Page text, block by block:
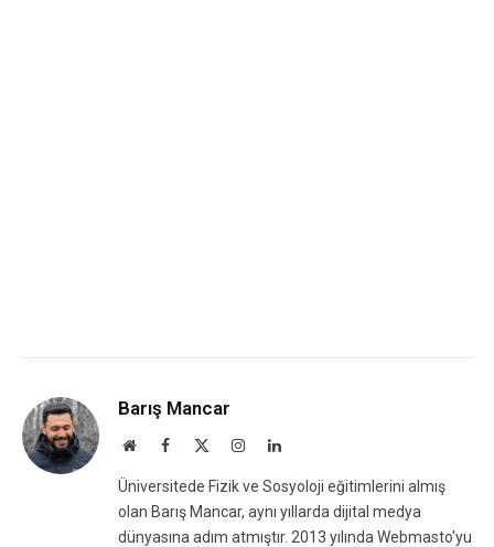
Barış Mancar
WebsiteFacebook InstagramLinkedIn
Üniversitede Fizik ve Sosyoloji eğitimlerini almış
olan Barış Mancar, aynı yıllarda dijital medya
dünyasına adım atmıştır. 2013 yılında Webmasto'yu